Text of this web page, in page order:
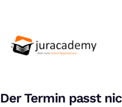
Der Termin passt